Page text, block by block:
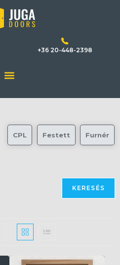
+36 20-448-2398
CPL Festett Furnér
KERESÉS